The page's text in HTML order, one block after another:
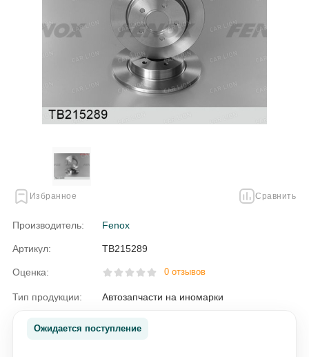
Избранное Сравнить
Производитель: Fenox
Артикул: TB215289
Оценка: 0 отзывов
Тип продукции: Автозапчасти на иномарки
Ожидается поступление